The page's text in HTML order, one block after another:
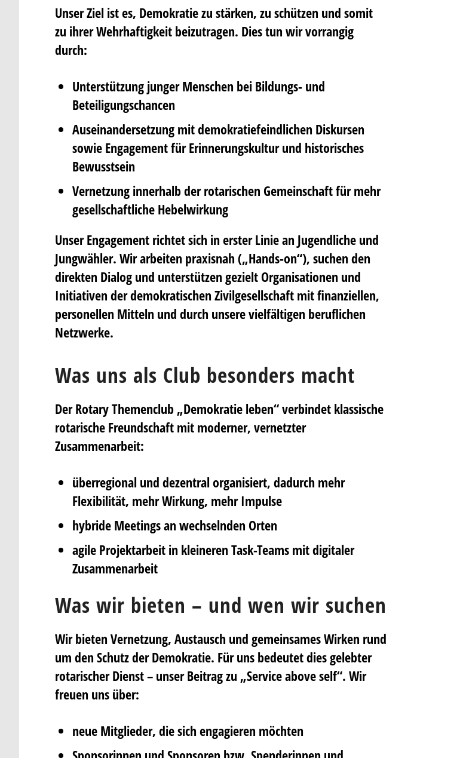
Unser Ziel ist es, Demokratie zu stärken, zu schützen und somit
zu ihrer Wehrhaftigkeit beizutragen. Dies tun wir vorrangig
durch:
Unterstützung junger Menschen bei Bildungs- und
Beteiligungschancen
Auseinandersetzung mit demokratiefeindlichen Diskursen
sowie Engagement für Erinnerungskultur und historisches
Bewusstsein
Vernetzung innerhalb der rotarischen Gemeinschaft für mehr
gesellschaftliche Hebelwirkung
Unser Engagement richtet sich in erster Linie an Jugendliche und
Jungwähler. Wir arbeiten praxisnah („Hands-on“), suchen den
direkten Dialog und unterstützen gezielt Organisationen und
Initiativen der demokratischen Zivilgesellschaft mit finanziellen,
personellen Mitteln und durch unsere vielfältigen beruflichen
Netzwerke.
Was uns als Club besonders macht
Der Rotary Themenclub „Demokratie leben“ verbindet klassische
rotarische Freundschaft mit moderner, vernetzter
Zusammenarbeit:
überregional und dezentral organisiert, dadurch mehr
Flexibilität, mehr Wirkung, mehr Impulse
hybride Meetings an wechselnden Orten
agile Projektarbeit in kleineren Task-Teams mit digitaler
Zusammenarbeit
Was wir bieten – und wen wir suchen
Wir bieten Vernetzung, Austausch und gemeinsames Wirken rund
um den Schutz der Demokratie. Für uns bedeutet dies gelebter
rotarischer Dienst – unser Beitrag zu „Service above self“. Wir
freuen uns über:
neue Mitglieder, die sich engagieren möchten